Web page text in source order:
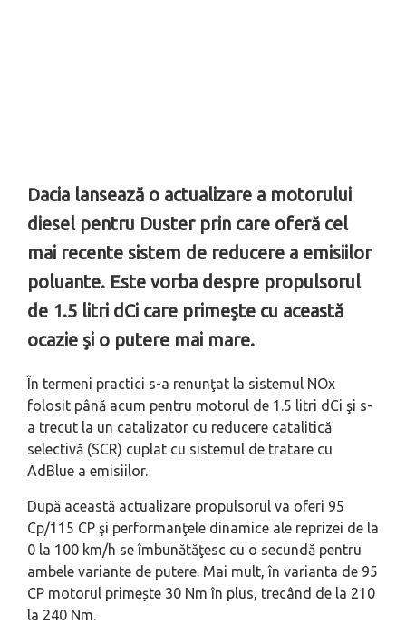
Dacia lansează o actualizare a motorului
diesel pentru Duster prin care oferă cel
mai recente sistem de reducere a emisiilor
poluante. Este vorba despre propulsorul
de 1.5 litri dCi care primeşte cu această
ocazie şi o putere mai mare.
În termeni practici s-a renunţat la sistemul NOx
folosit până acum pentru motorul de 1.5 litri dCi şi s-
a trecut la un catalizator cu reducere catalitică
selectivă (SCR) cuplat cu sistemul de tratare cu
AdBlue a emisiilor.
După această actualizare propulsorul va oferi 95
Cp/115 CP şi performanţele dinamice ale reprizei de la
0 la 100 km/h se îmbunătăţesc cu o secundă pentru
ambele variante de putere. Mai mult, în varianta de 95
CP motorul primește 30 Nm în plus, trecând de la 210
la 240 Nm.